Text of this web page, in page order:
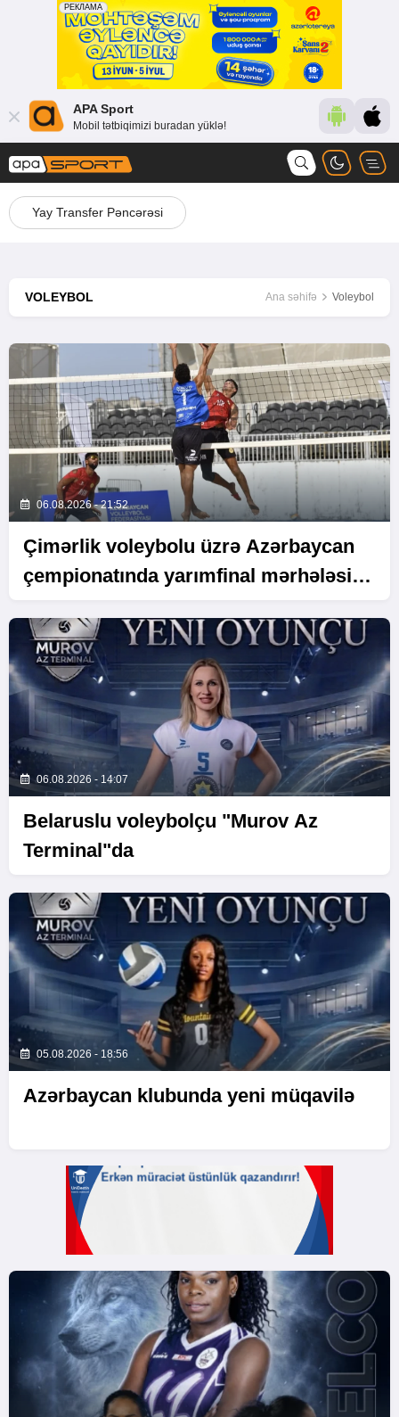
APA Sport
Mobil tətbiqimizi buradan yüklə!
Yay Transfer Pəncərəsi
VOLEYBOL Ana səhifə Voleybol
06.08.2026 - 21:52
Çimərlik voleybolu üzrə Azərbaycan
çempionatında yarımfinal mərhələsi
06.08.2026 - 14:07
Belaruslu voleybolçu "Murov Az
Terminal"da
05.08.2026 - 18:56
Azərbaycan klubunda yeni müqavilə